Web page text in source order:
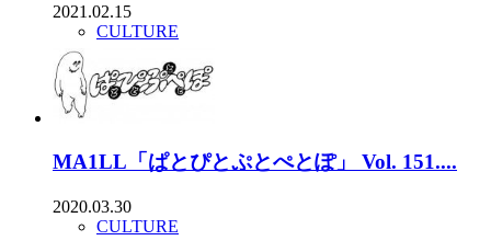
2021.02.15
CULTURE
MA1LL「ぱとぴとぷとぺとぽ」 Vol. 151....
2020.03.30
CULTURE